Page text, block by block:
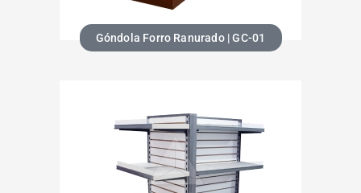
Góndola Forro Ranurado | GC-01